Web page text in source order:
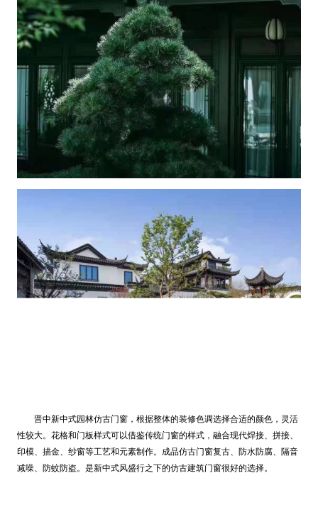
晋中新中式园林仿古门窗，根据整体的装修色调选择合适的颜色，灵活
性较大。花格和门板样式可以借鉴传统门窗的样式，融合现代焊接、拼接、
印模、描金、纱窗等工艺和元素制作。成品仿古门窗复古、防水防腐、隔音
减噪、防蚊防盗。是新中式风盛行之下的仿古建筑门窗很好的选择。